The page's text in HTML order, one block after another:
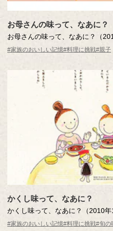
お母さんの味って、なあに？
お母さんの味って、なあに？（
#家族のおいしい記憶#料理に挑戦#親子
かくし味って、なあに？
かくし味って、なあに？（2010年
#家族のおいしい記憶#料理に挑戦#旬の